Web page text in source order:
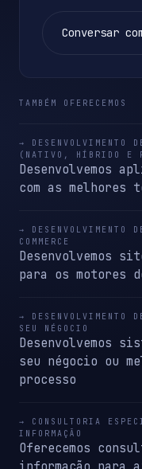
Conversar
TAMBÉM OFERECEMOS
→ DESENVOLVIMENTO
(NATIVO, HÍBRIDO E
Desenvolvemos
com as melhores
→
COMMERCE
Desenvolvemos
para os motores
→ DESENVOLVIMENTO
SEU NÉGOCIO
Desenvolvemos
seu négocio ou
processo
→ CONSULTORIA
INFORMAÇÃO
Oferecemos